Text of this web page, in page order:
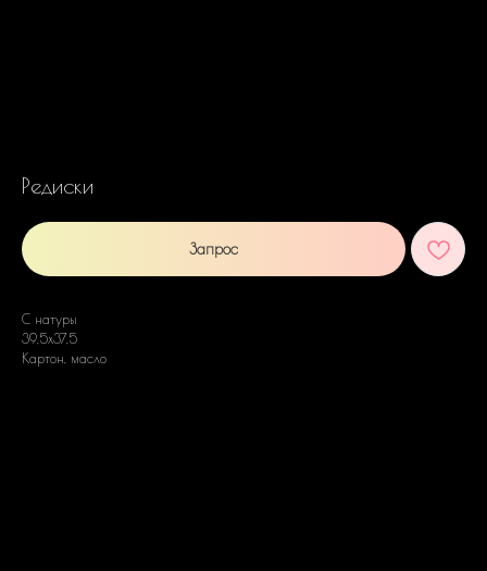
Редиски
Запрос
С натуры
39,5х37,5
Картон, масло